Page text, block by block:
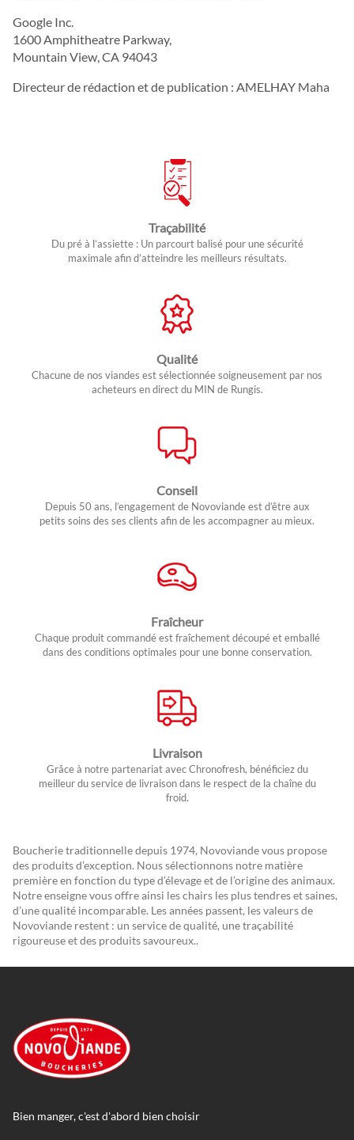
Google Inc.
1600 Amphitheatre Parkway,
Mountain View, CA 94043
Directeur de rédaction et de publication : AMELHAY Maha
Traçabilité
Du pré à l’assiette : Un parcourt balisé pour une sécurité
maximale afin d’atteindre les meilleurs résultats.
Qualité
Chacune de nos viandes est sélectionnée soigneusement par nos
acheteurs en direct du MIN de Rungis.
Conseil
Depuis 50 ans, l’engagement de Novoviande est d’être aux
petits soins des ses clients afin de les accompagner au mieux.
Fraîcheur
Chaque produit commandé est fraîchement découpé et emballé
dans des conditions optimales pour une bonne conservation.
Livraison
Grâce à notre partenariat avec Chronofresh, bénéficiez du
meilleur du service de livraison dans le respect de la chaîne du
froid.
Boucherie traditionnelle depuis 1974, Novoviande vous propose
des produits d’exception. Nous sélectionnons notre matière
première en fonction du type d’élevage et de l’origine des animaux.
Notre enseigne vous offre ainsi les chairs les plus tendres et saines,
d’une qualité incomparable. Les années passent, les valeurs de
Novoviande restent : un service de qualité, une traçabilité
rigoureuse et des produits savoureux..
Bien manger, c'est d'abord bien choisir